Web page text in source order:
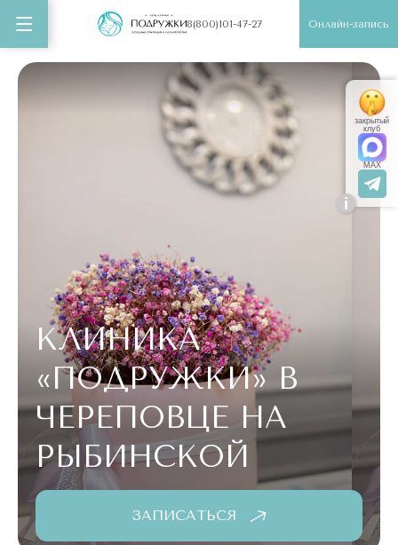
8(800)101-47-27 Онлайн-запись
КЛИНИКА
«ПОДРУЖКИ»В
ЧЕРЕПОВЦЕ НА
РЫБИНСКОЙ
ЗАПИСАТЬСЯ
i
закрытый
клуб
MAX